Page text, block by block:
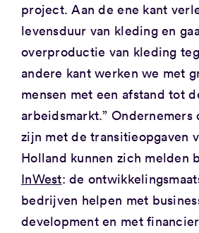
project. Aan de ene kant
levensduur van kleding en
overproductie van kleding
andere kant werken we met
mensen met een afstand tot
arbeidsmarkt.” Ondernemers
zijn met de transitieopgaven
Holland kunnen zich melden
InWest: de
bedrijven helpen met
development en met